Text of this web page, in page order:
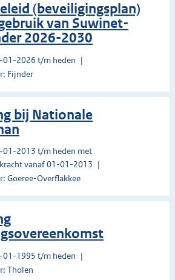
(beveiligingsplan)
van Suwinet-
2026-2030
01-2026 t/m heden
Fijnder
bij Nationale
01-2013 t/m heden met
vanaf 01-01-2013
Goeree-Overflakkee
01-1995 t/m heden
Tholen